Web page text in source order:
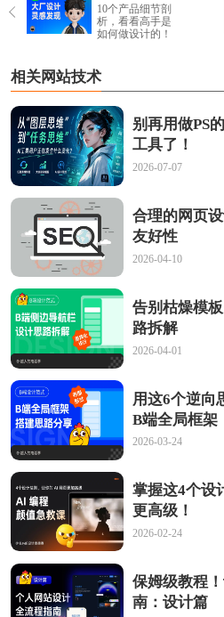
10个产品细节剖
析，看看高手是
如何做设计的！
相关网站技术
别再用做PS
工具了！
2026-07-07
合理的网页
友好性
2026-04-10
告别枯燥模
路拆解
2026-04-01
用这6个逆向
B端全局框架
2026-03-24
掌握这4个设
更高级！
2026-02-24
保姆级教程
南：设计篇